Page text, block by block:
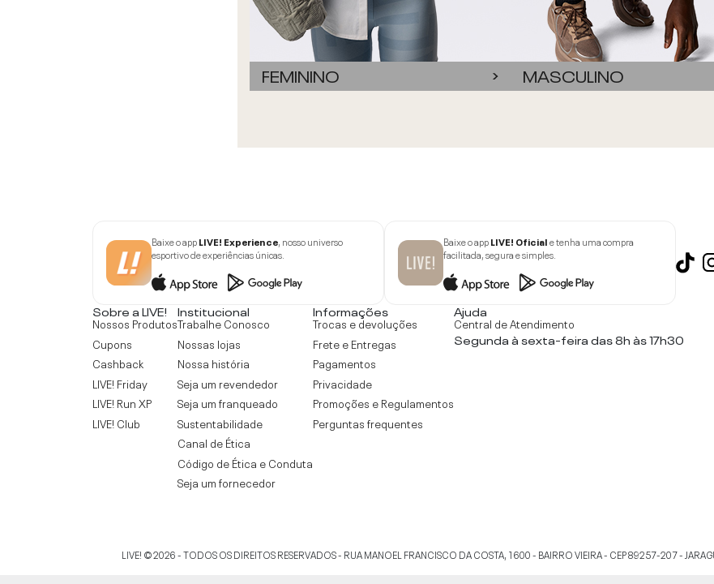
FEMININO MASCULINO
Baixe o appLIVE! Experience, nosso universo
esportivo de experiências únicas.
Baixe o appLIVE! Oficiale tenha uma compra
facilitada, segura e simples.
Sobre a LIVE!
Nossos Produtos
Cupons
Cashback
LIVE! Friday
LIVE! Run XP
LIVE! Club
Institucional
Trabalhe Conosco
Nossas lojas
Nossa história
Seja um revendedor
Seja um franqueado
Sustentabilidade
Canal de Ética
Código de Ética e Conduta
Seja um fornecedor
Informações
Trocas e devoluções
Frete e Entregas
Pagamentos
Privacidade
Promoções e Regulamentos
Perguntas frequentes
Ajuda
Central de Atendimento
Segunda à sexta-feira das 8h às 17h30
LIVE! ©2026- TODOS OS DIREITOS RESERVADOS - RUA MANOEL FRANCISCO DA COSTA, 1600 - BAIRRO VIEIRA - CEP 89257-207-